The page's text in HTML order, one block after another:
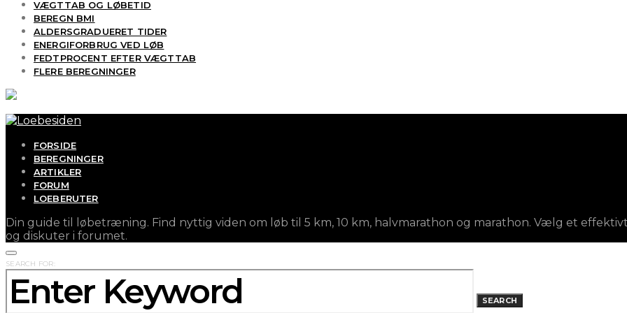
VÆGTTAB OG LØBETID
BEREGN BMI
ALDERSGRADUERET TIDER
ENERGIFORBRUG VED LØB
FEDTPROCENT EFTER VÆGTTAB
FLERE BEREGNINGER
FORSIDE
BEREGNINGER
ARTIKLER
FORUM
LOEBERUTER
Din guide til løbetræning. Find nyttig viden om løb til 5 km, 10 km, halvmarathon og marathon. Vælg et
og diskuter i forumet.
SEARCH FOR:
SEARCH